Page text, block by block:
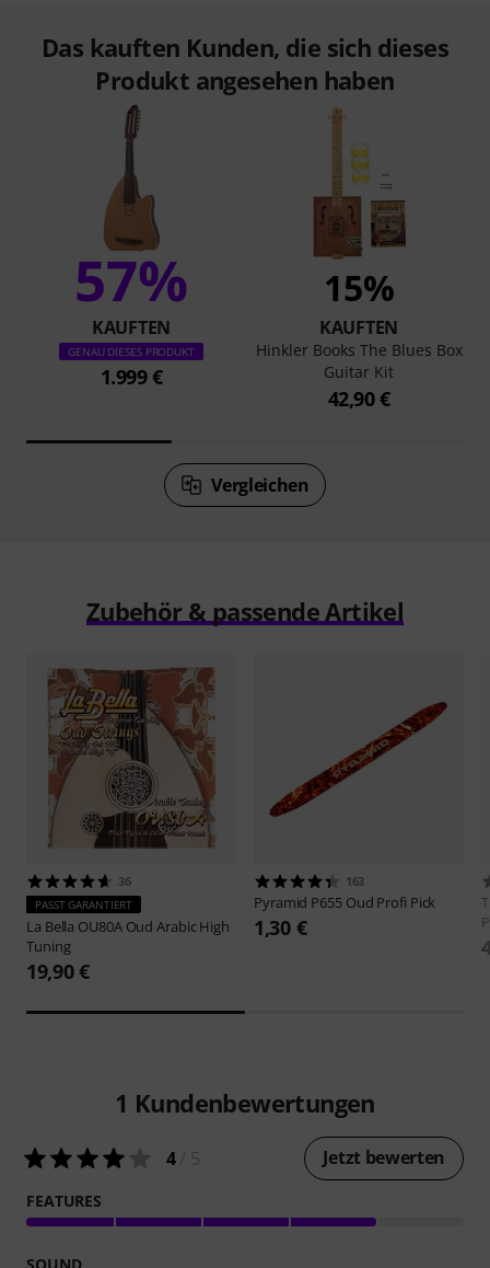
Das kauften Kunden, die sich dieses
Produkt angesehen haben
57%
KAUFTEN
GENAU DIESES PRODUKT
1.999 €
15%
KAUFTEN
Hinkler Books The Blues Box
Guitar Kit
42,90 €
Vergleichen
Zubehör & passende Artikel
36
PASST GARANTIERT
La Bella OU80A Oud Arabic High
Tuning
19,90 €
163
Pyramid P655 Oud Profi Pick
1,30 €
1 Kundenbewertungen
4/ 5 Jetzt bewerten
FEATURES
SOUND